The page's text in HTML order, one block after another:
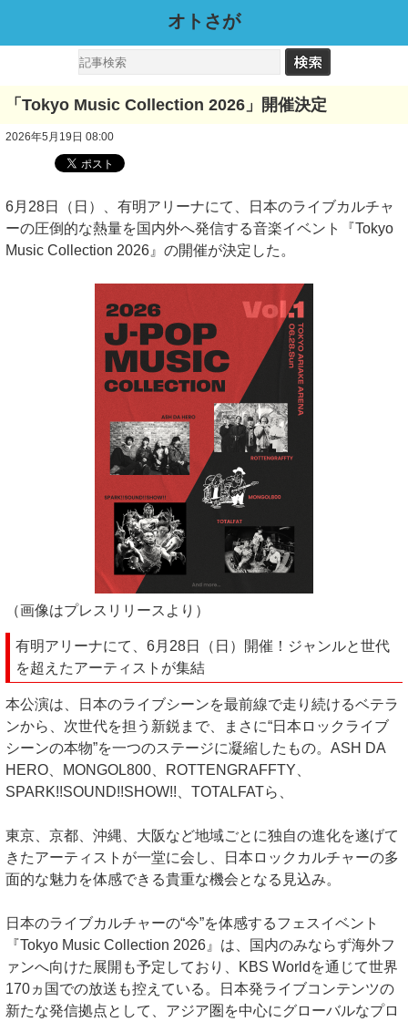
オトさが
「Tokyo Music Collection 2026」開催決定
2026年5月19日 08:00
6月28日（日）、有明アリーナにて、日本のライブカルチャ
ーの圧倒的な熱量を国内外へ発信する音楽イベント『Tokyo
Music Collection 2026』の開催が決定した。
（画像はプレスリリースより）
有明アリーナにて、6月28日（日）開催！ジャンルと世代
を超えたアーティストが集結
本公演は、日本のライブシーンを最前線で走り続けるベテラ
ンから、次世代を担う新鋭まで、まさに“日本ロックライブ
シーンの本物”を一つのステージに凝縮したもの。ASH DA
HERO、MONGOL800、ROTTENGRAFFTY、
SPARK!!SOUND!!SHOW!!、TOTALFATら、
東京、京都、沖縄、大阪など地域ごとに独自の進化を遂げて
きたアーティストが一堂に会し、日本ロックカルチャーの多
面的な魅力を体感できる貴重な機会となる見込み。
日本のライブカルチャーの“今”を体感するフェスイベント
『Tokyo Music Collection 2026』は、国内のみならず海外フ
ァンへ向けた展開も予定しており、KBS Worldを通じて世界
170ヵ国での放送も控えている。日本発ライブコンテンツの
新たな発信拠点として、アジア圏を中心にグローバルなプロ